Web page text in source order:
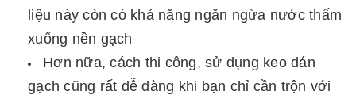
liệu này còn có khả năng ngăn ngừa nước thấm
xuống nền gạch
Hơn nữa, cách thi công, sử dụng keo dán
gạch cũng rất dễ dàng khi bạn chỉ cần trộn với